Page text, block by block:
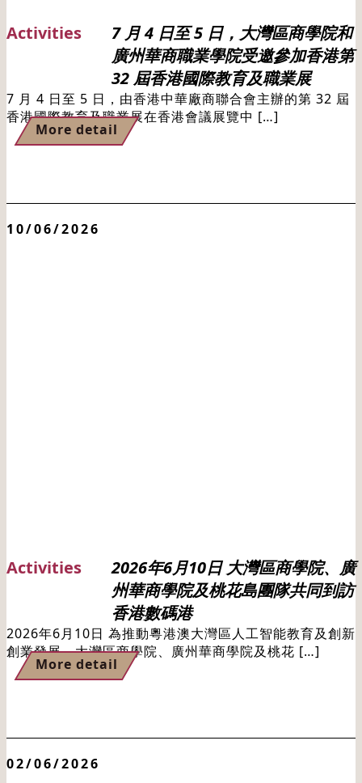
Activities
7 月 4 日至 5 日，大灣區商學院和
廣州華商職業學院受邀參加香港第
32 屆香港國際教育及職業展
7 月 4 日至 5 日，由香港中華廠商聯合會主辦的第 32 屆
香港國際教育及職業展在香港會議展覽中 […]
More detail
10/06/2026
Activities
2026年6月10日 大灣區商學院、廣
州華商學院及桃花島團隊共同到訪
香港數碼港
2026年6月10日 為推動粵港澳大灣區人工智能教育及創新
創業發展，大灣區商學院、廣州華商學院及桃花 […]
More detail
02/06/2026